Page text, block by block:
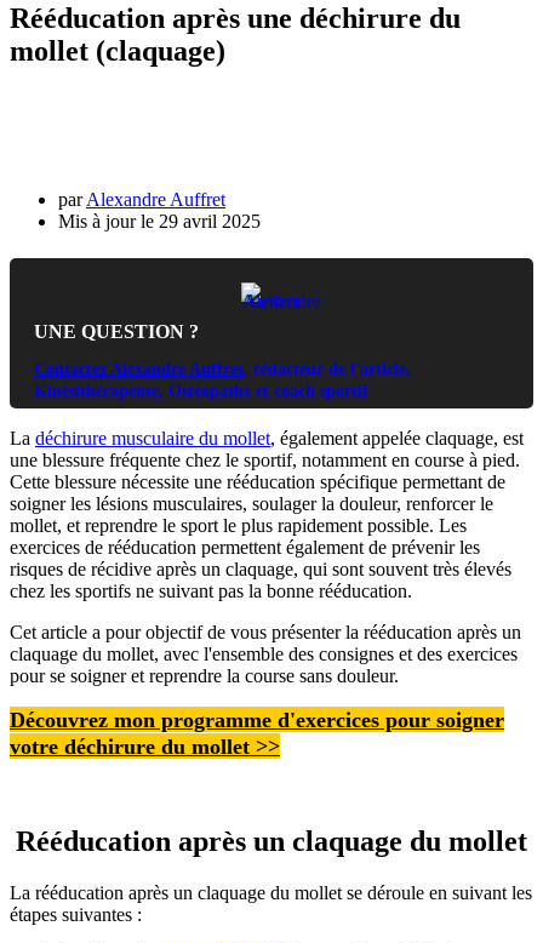
Rééducation après une déchirure du
mollet (claquage)
parAlexandre Auffret
29 avril 2025
UNE QUESTION ?
Contactez Alexandre Auffret, rédacteur de l'article,
Kinésithérapeute, Ostéopathe et coach sportif
La déchirure musculaire du mollet, également appelée claquage, est
une blessure fréquente chez le sportif, notamment en course à pied.
Cette blessure nécessite une rééducation spécifique permettant de
soigner les lésions musculaires, soulager la douleur, renforcer le
mollet, et reprendre le sport le plus rapidement possible. Les
exercices de rééducation permettent également de prévenir les
risques de récidive après un claquage, qui sont souvent très élevés
chez les sportifs ne suivant pas la bonne rééducation.
Cet article a pour objectif de vous présenter la rééducation après un
claquage du mollet, avec l'ensemble des consignes et des exercices
pour se soigner et reprendre la course sans douleur.
Découvrez mon programme d'exercices pour soigner
votre déchirure du mollet >>
Rééducation après un claquage du mollet
La rééducation après un claquage du mollet se déroule en suivant les
étapes suivantes :